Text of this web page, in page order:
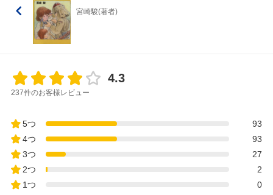
宮崎駿(著者)
4.3
237件のお客様レビュー
5つ
93
4つ
93
3つ
27
2つ
2
1つ
0